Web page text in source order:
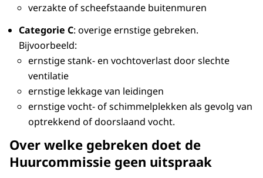
verzakte of scheefstaande buitenmuren
Categorie C: overige ernstige gebreken.
Bijvoorbeeld:
ernstige stank- en vochtoverlast door slechte
ventilatie
ernstige lekkage van leidingen
ernstige vocht- of schimmelplekken als gevolg van
optrekkend of doorslaand vocht.
Over welke gebreken doet de
Huurcommissie geen uitspraak